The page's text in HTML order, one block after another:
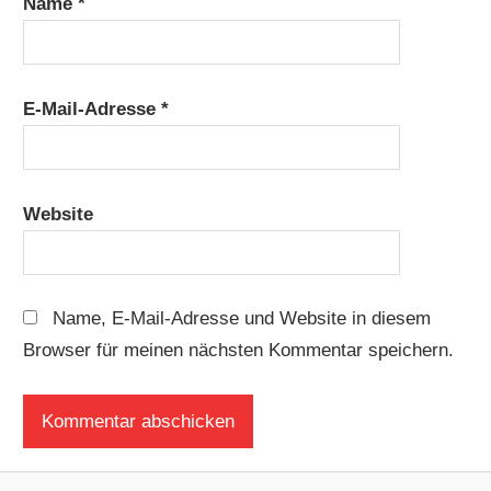
E-Mail-Adresse*
Website
Name, E-Mail-Adresse und Website in diesem
Browser für meinen nächsten Kommentar speichern.